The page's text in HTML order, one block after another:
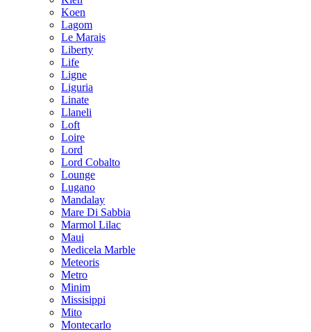
Koen
Lagom
Le Marais
Liberty
Life
Ligne
Liguria
Linate
Llaneli
Loft
Loire
Lord
Lord Cobalto
Lounge
Lugano
Mandalay
Mare Di Sabbia
Marmol Lilac
Maui
Medicela Marble
Meteoris
Metro
Minim
Missisippi
Mito
Montecarlo